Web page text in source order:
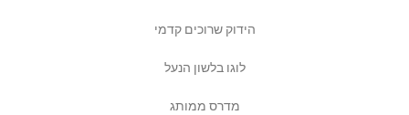
הידוק שרוכים קדמי
לוגו בלשון הנעל
מדרס ממותג